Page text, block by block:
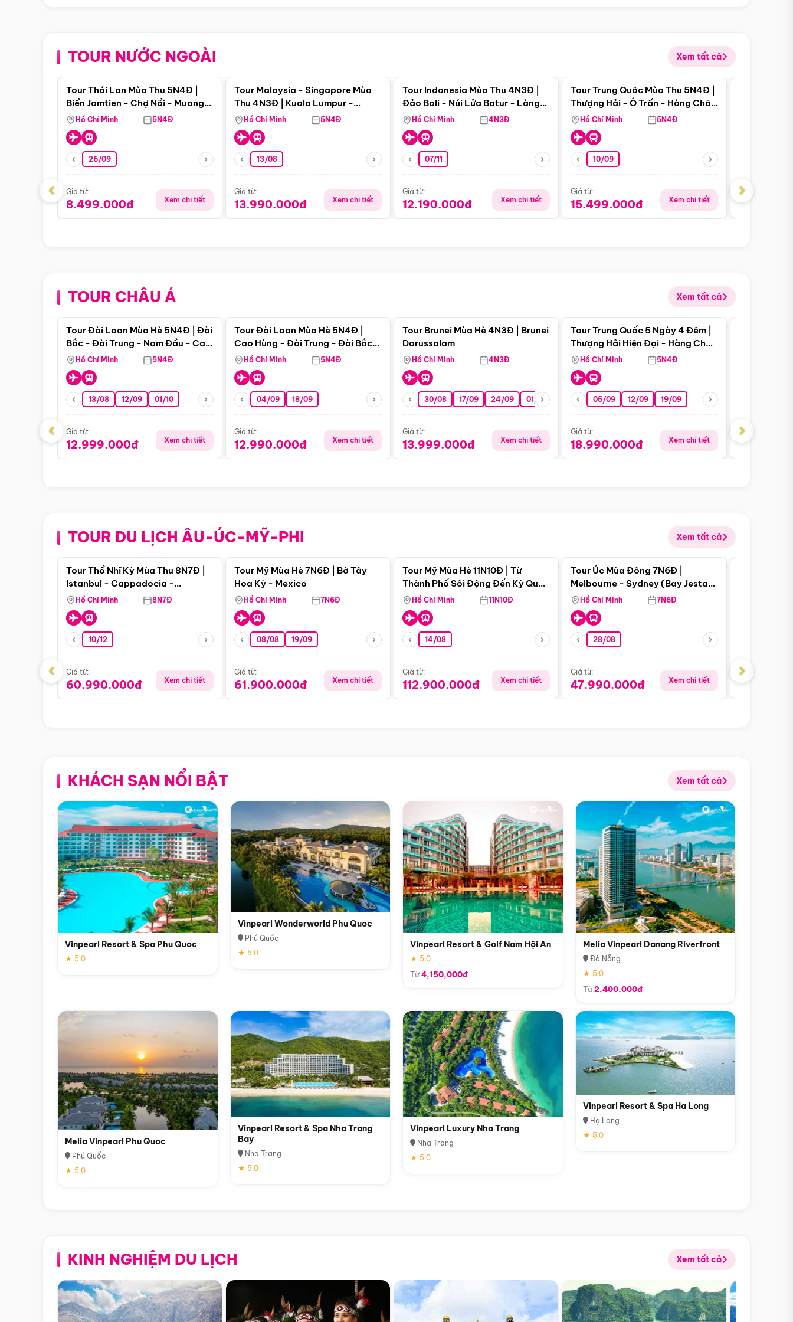
TOUR NƯỚC NGOÀI Xem tất cả
Điểm nổi bật
Tour Thái Lan Mùa Thu 5N4Đ |
Biển Jomtien - Chợ Nổi - Muang
Boran - Suanthai
Hồ Chí Minh 5N4Đ
26/09
Giá từ:
8.499.000đ Xem chi tiết
Tour Malaysia - Singapore Mùa
Thu 4N3Đ | Kuala Lumpur -
Malacca - Johor Baru -
Singapore
Hồ Chí Minh 5N4Đ
13/08
Giá từ:
13.990.000đ Xem chi tiết
Tour Indonesia Mùa Thu 4N3Đ |
Đảo Bali - Núi Lửa Batur - Làng
Penglipuran
Hồ Chí Minh 4N3Đ
07/11
Giá từ:
12.190.000đ Xem chi tiết
Điểm nổi bật
Tour Trung Quôc Mùa Thu 5N4Đ |
Thượng Hải - Ô Trấn - Hàng Châu
(Tour Không Shopping)
Hồ Chí Minh 5N4Đ
10/09
Giá từ:
15.499.000đ Xem chi tiết
Giá từ:
‹ ›
TOUR CHÂU Á Xem tất cả
Điểm nổi bật
Tour Đài Loan Mùa Hè 5N4Đ | Đài
Bắc - Đài Trung - Nam Đầu - Cao
Hùng ( Bay Vn)
Hồ Chí Minh 5N4Đ
13/08 12/09 01/10
Giá từ:
12.999.000đ Xem chi tiết
Tour Đài Loan Mùa Hè 5N4Đ |
Cao Hùng - Đài Trung - Đài Bắc
(Bay Vj)
Hồ Chí Minh 5N4Đ
04/09 18/09
Giá từ:
12.990.000đ Xem chi tiết
Tour Brunei Mùa Hè 4N3Đ | Brunei
Darussalam
Hồ Chí Minh 4N3Đ
30/08 17/09 24/09 01/10 15/10 29/10
Giá từ:
13.999.000đ Xem chi tiết
Điểm nổi bật
Tour Trung Quốc 5 Ngày 4 Đêm |
Thượng Hải Hiện Đại - Hàng Châu
Nên Thơ - Ô Trấn Cổ Kính
Hồ Chí Minh 5N4Đ
05/09 12/09 19/09
Giá từ:
18.990.000đ Xem chi tiết
Giá từ:
‹ ›
TOUR DU LỊCH ÂU-ÚC-MỸ-PHI Xem tất cả
Điểm nổi bật
Tour Thổ Nhĩ Kỳ Mùa Thu 8N7Đ |
Istanbul - Cappadocia -
Pamukkale
Hồ Chí Minh 8N7Đ
10/12
Giá từ:
60.990.000đ Xem chi tiết
Tour Mỹ Mùa Hè 7N6Đ | Bờ Tây
Hoa Kỳ - Mexico
Hồ Chí Minh 7N6Đ
08/08 19/09
Giá từ:
61.900.000đ Xem chi tiết
Tour Mỹ Mùa Hè 11N10Đ | Từ
Thành Phố Sôi Động Đến Kỳ Quan
Thiên Nhiên Mỹ
Hồ Chí Minh 11N10Đ
14/08
Giá từ:
112.900.000đ Xem chi tiết
Điểm nổi bật
Tour Úc Mùa Đông 7N6Đ |
Melbourne - Sydney (Bay Jestar
Airways)
Hồ Chí Minh 7N6Đ
28/08
Giá từ:
47.990.000đ Xem chi tiết
Giá từ:
‹ ›
KHÁCH SẠN NỔI BẬT Xem tất cả
Vinpearl Resort & Spa Phu Quoc
★ 5.0
Vinpearl Wonderworld Phu Quoc
Phú Quốc
★ 5.0
Vinpearl Resort & Golf Nam Hội An
★ 5.0
Từ4,150,000đ
Melia Vinpearl Danang Riverfront
Đà Nẵng
★ 5.0
Từ2,400,000đ
Melia Vinpearl Phu Quoc
Phú Quốc
★ 5.0
Vinpearl Resort & Spa Nha Trang
Bay
Nha Trang
★ 5.0
Vinpearl Luxury Nha Trang
Nha Trang
★ 5.0
Vinpearl Resort & Spa Ha Long
Hạ Long
★ 5.0
KINH NGHIỆM DU LỊCH Xem tất cả